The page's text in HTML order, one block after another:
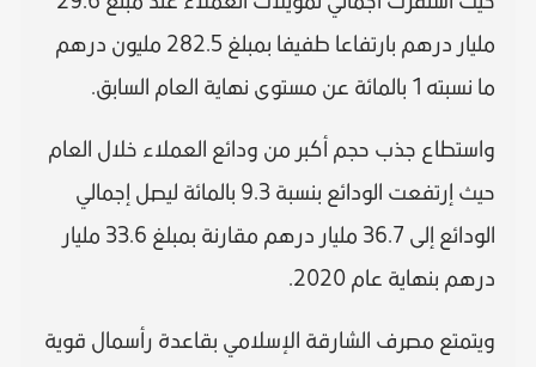
مليار درهم بارتفاعا طفيفا بمبلغ 282.5 مليون درهم
ما نسبته 1 بالمائة عن مستوى نهاية العام السابق.
واستطاع جذب حجم أكبر من ودائع العملاء خلال العام
حيث إرتفعت الودائع بنسبة 9.3 بالمائة ليصل إجمالي
الودائع إلى 36.7 مليار درهم مقارنة بمبلغ 33.6 مليار
درهم بنهاية عام 2020.
ويتمتع مصرف الشارقة الإسلامي بقاعدة رأسمال قوية